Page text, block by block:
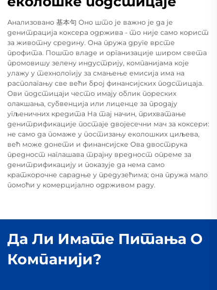
Анализовано 基本句 Оно што је важно је да је
денитрација коксера одржива - то није само корист
за животну средину. Она пружа друге врсте
профита. Пошто владе и организације широм света
промовишу зелену индустрију, компанијама које
улажу у технологију за смањење емисија има на
располагању све већи број финансијских подстицаја.
Ови подстицаји често имају облик пореских
олакшања, субвенција или лиценце за продају
угљеничних кредита На тај начин, прихватање
денитрификације постаје двојесечни мач за коксери:
не само да помаже у постизању еколошких циљева,
већ може донети и финансијске Ова двострука
предност наглашава трајну вредност опреме за
денитрификацију и показује да нема само
краткорочне сарадње у предузећима; она пружа мало
помоћи у комерцијално одрживом раду.
Да Ли Имате Питања О
Компанији?